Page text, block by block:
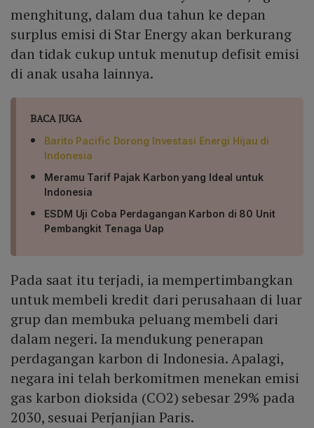
menghitung, dalam dua tahun ke depan
surplus emisi di Star Energy akan berkurang
dan tidak cukup untuk menutup defisit emisi
di anak usaha lainnya.
BACA JUGA
Barito Pacific Dorong Investasi Energi Hijau di
Indonesia
Meramu Tarif Pajak Karbon yang Ideal untuk
Indonesia
ESDM Uji Coba Perdagangan Karbon di 80 Unit
Pembangkit Tenaga Uap
Pada saat itu terjadi, ia mempertimbangkan
untuk membeli kredit dari perusahaan di luar
grup dan membuka peluang membeli dari
dalam negeri. Ia mendukung penerapan
perdagangan karbon di Indonesia. Apalagi,
negara ini telah berkomitmen menekan emisi
gas karbon dioksida (CO2) sebesar 29% pada
2030, sesuai Perjanjian Paris.